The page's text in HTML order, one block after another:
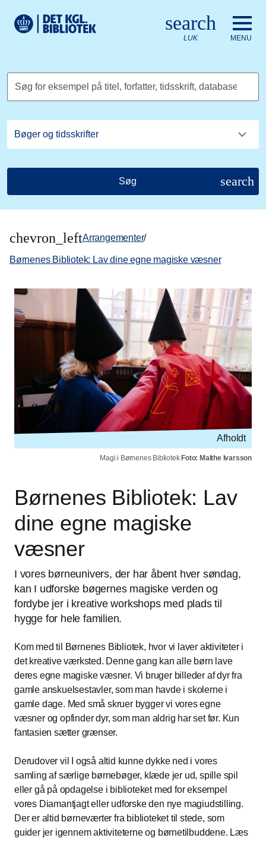
Det Kongelige Biblioteks logo. Gå til Det Kongelige
search
LUK MENU
Søg for eksempel på titel, forfatter, tidsskrift, database
Søg search
chevron_leftArrangementer/
Børnenes Bibliotek: Lav dine egne magiske væsner
Afholdt
Magi i Børnenes Bibliotek Foto: Malthe Ivarsson
Børnenes Bibliotek: Lav
dine egne magiske
væsner
I vores børneunivers, der har åbent hver søndag,
kan I udforske bøgernes magiske verden og
fordybe jer i kreative workshops med plads til
hygge for hele familien.
Kom med til Børnenes Bibliotek, hvor vi laver aktiviteter i
det kreative værksted. Denne gang kan alle børn lave
deres egne magiske væsner. Vi bruger billeder af dyr fra
gamle anskuelsestavler, som man havde i skolerne i
gamle dage. Med små skruer bygger vi vores egne
væsner og opfinder dyr, som man aldrig har set før. Kun
fantasien sætter grænser.
Derudover vil I også altid kunne dykke ned i vores
samling af særlige børnebøger, klæde jer ud, spille spil
eller gå på opdagelse i biblioteket med for eksempel
vores Diamantjagt eller udforske den nye magiudstilling.
Der er altid børneværter fra biblioteket til stede, som
guider jer igennem aktiviteterne og børnetilbuddene. Læs